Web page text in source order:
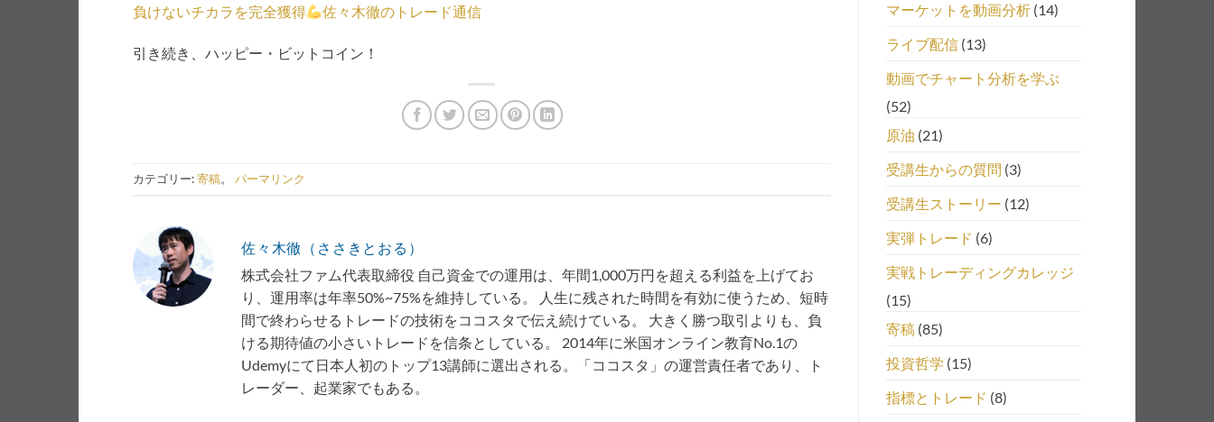
負けないチカラを完全獲得 佐々木徹の トレード通信
引き続き、ハッピー・ビットコイン！
カテゴリー:寄稿。 パーマリンク
佐々木徹（ささきとおる）
株式会社ファム代表取締役 自己資金での運用は、年間1,000万円を超える利益を上げてお
り、運用率は年率50%~75%を維持している。 人生に残された時間を有効に使うため、短時
間で終わらせるトレードの技術をココスタで伝え続けている。 大きく勝つ取引よりも、負
ける期待値の小さいトレードを信条としている。 2014年に米国オンライン教育No.1の
Udemyにて日本人初のトップ13講師に選出される。「ココスタ」の運営責任者であり、ト
レーダー、起業家でもある。
マーケットを動画分析(14)
ライブ配信(13)
動画でチャート分析を学ぶ
(52)
原油 (21)
受講生からの質問 (3)
受講生ストーリー (12)
実弾トレード (6)
実戦トレーディングカレッジ
(15)
寄稿(85)
投資哲学 (15)
指標とトレード (8)